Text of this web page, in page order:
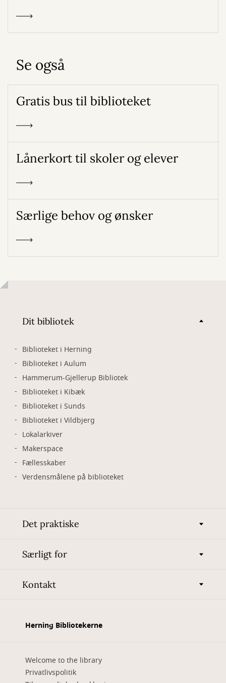
Se også
Gratis bus til biblioteket
Lånerkort til skoler og elever
Særlige behov og ønsker
Dit bibliotek
Biblioteket i Herning
Biblioteket i Aulum
Hammerum-Gjellerup Bibliotek
Biblioteket i Kibæk
Biblioteket i Sunds
Biblioteket i Vildbjerg
Lokalarkiver
Makerspace
Fællesskaber
Verdensmålene på biblioteket
Det praktiske
Særligt for
Kontakt
Herning Bibliotekerne
Welcome to the library
Privatlivspolitik